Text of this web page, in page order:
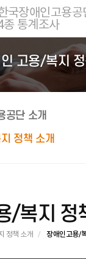
국장애인고용공
종 통계조사
고용/복지
공단 소개
정책 소개
/복지 정
정책 소개 장애인고용/